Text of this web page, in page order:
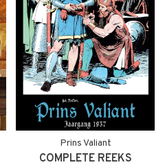
Prins Valiant
COMPLETE REEKS